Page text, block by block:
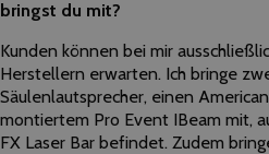
bringst du mit?
Kunden können bei mir
Herstellern erwarten. Ich bringe
Säulenlautsprecher, einen
montiertem Pro Event IBeam mit,
FX Laser Bar befindet. Zudem